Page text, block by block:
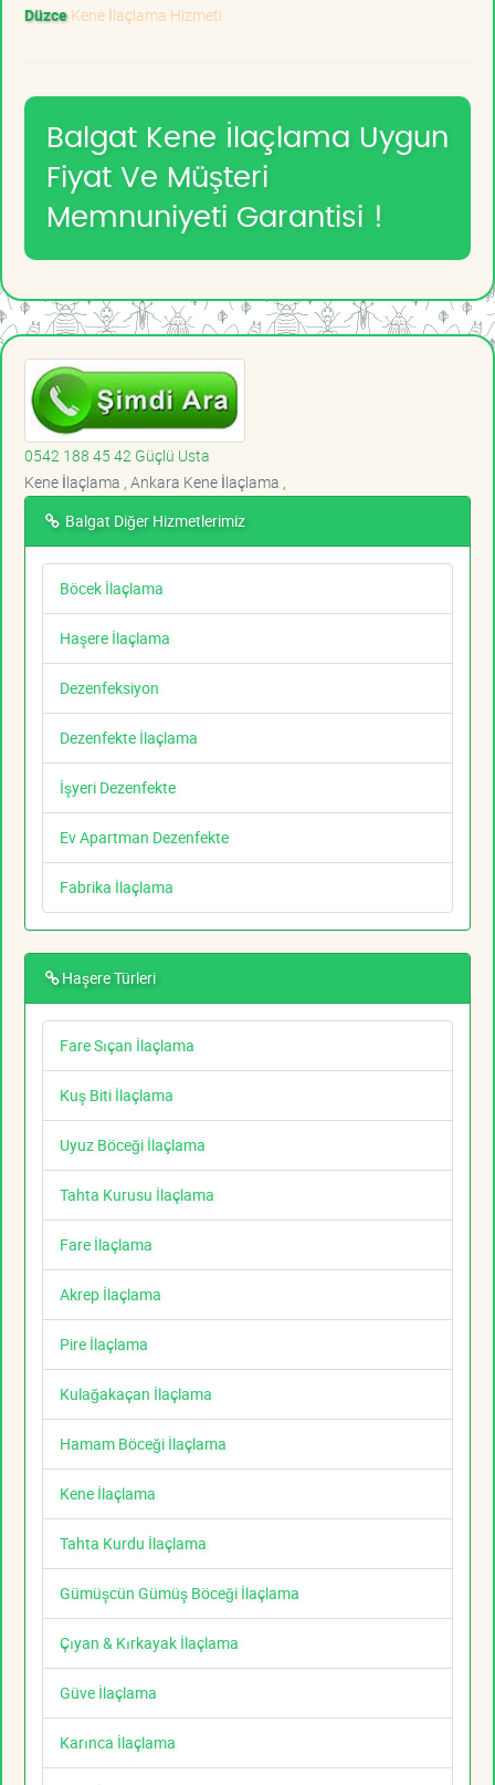
DüzceKene İlaçlama Hizmeti
Balgat Kene İlaçlama Uygun
Fiyat Ve Müşteri
Memnuniyeti Garantisi !
0542 188 45 42 Güçlü Usta
Kene İlaçlama , Ankara Kene İlaçlama ,
Balgat Diğer Hizmetlerimiz
Böcek İlaçlama
Haşere İlaçlama
Dezenfeksiyon
Dezenfekte İlaçlama
İşyeri Dezenfekte
Ev Apartman Dezenfekte
Fabrika İlaçlama
Haşere Türleri
Fare Sıçan İlaçlama
Kuş Biti İlaçlama
Uyuz Böceği İlaçlama
Tahta Kurusu İlaçlama
Fare İlaçlama
Akrep İlaçlama
Pire İlaçlama
Kulağakaçan İlaçlama
Hamam Böceği İlaçlama
Kene İlaçlama
Tahta Kurdu İlaçlama
Gümüşcün Gümüş Böceği İlaçlama
Çıyan & Kırkayak İlaçlama
Güve İlaçlama
Karınca İlaçlama